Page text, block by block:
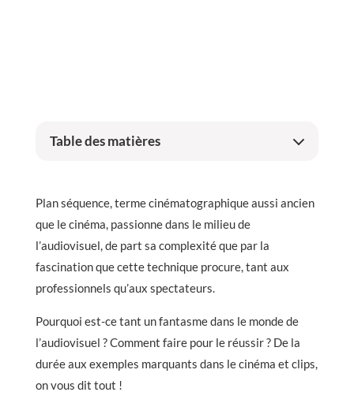
Table des matières
Plan séquence, terme cinématographique aussi ancien
que le cinéma, passionne dans le milieu de
l’audiovisuel, de part sa complexité que par la
fascination que cette technique procure, tant aux
professionnels qu’aux spectateurs.
Pourquoi est-ce tant un fantasme dans le monde de
l’audiovisuel ? Comment faire pour le réussir ? De la
durée aux exemples marquants dans le cinéma et clips,
on vous dit tout !